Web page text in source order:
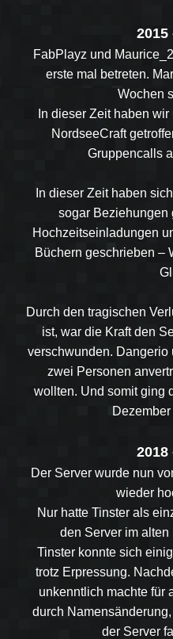
2015
FabPlayz und
erste mal betreten.
Wochen
In dieser Zeit haben
NordseeCraft
Gruppencalls
In dieser Zeit haben
sogar Beziehungen
Hochzeitseinladungen
Büchern geschrieben –
Durch den tragischen
ist, war die Kraft den
verschwunden. Dangerio
zwei Personen
wollten. Und somit ging
2018
Der Server wurde nun
wieder
Nur hatte Tinster als
den Server im
Tinster konnte sich
trotz Erpressung.
unkenntlich machte für
durch
der Server